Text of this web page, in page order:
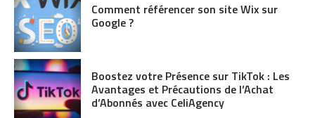
Comment référencer son site Wix sur
Google ?
Boostez votre Présence sur TikTok : Les
Avantages et Précautions de l’Achat
d’Abonnés avec CeliAgency